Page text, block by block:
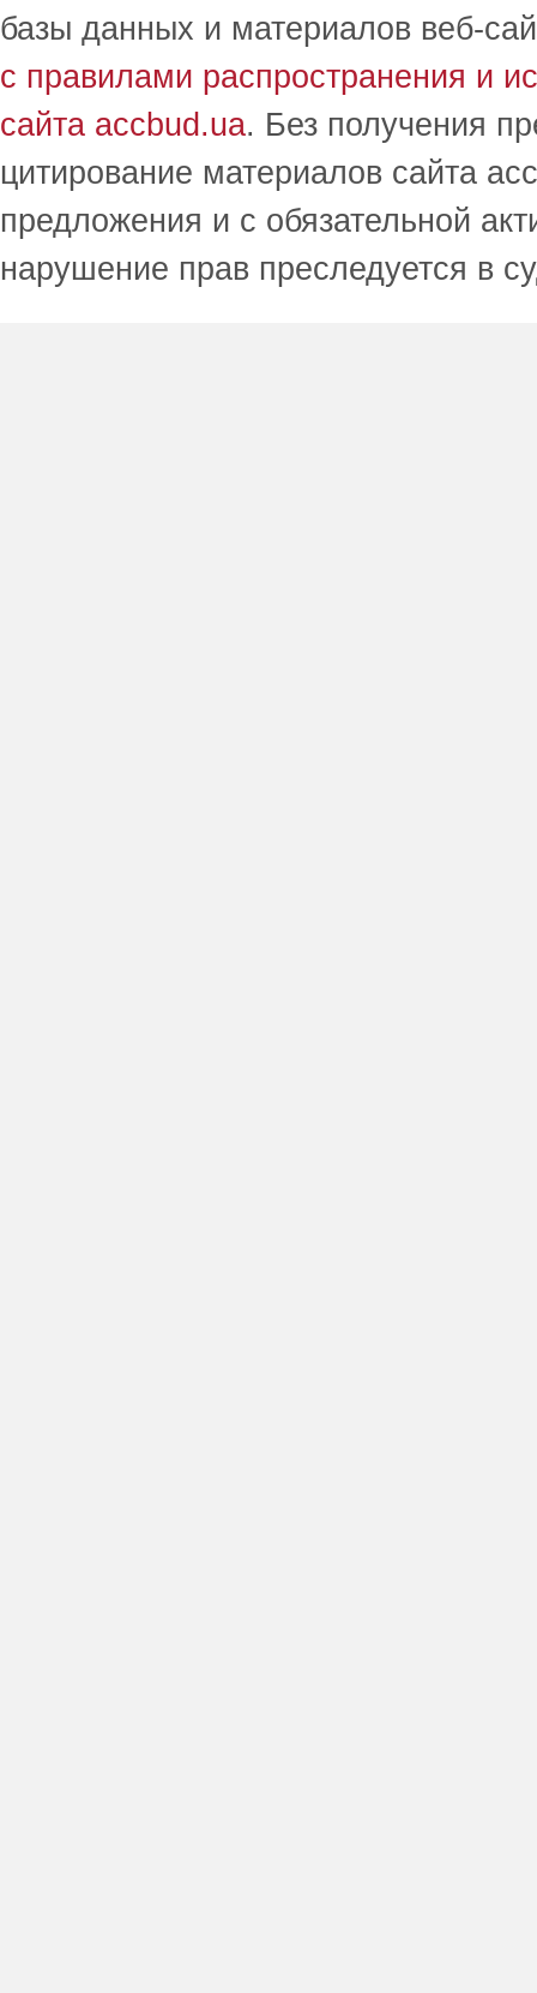
базы данных и материалов веб-
с правилами распространения и
сайта accbud.ua. Без получения
цитирование материалов сайта
предложения и с обязательной
нарушение прав преследуется в